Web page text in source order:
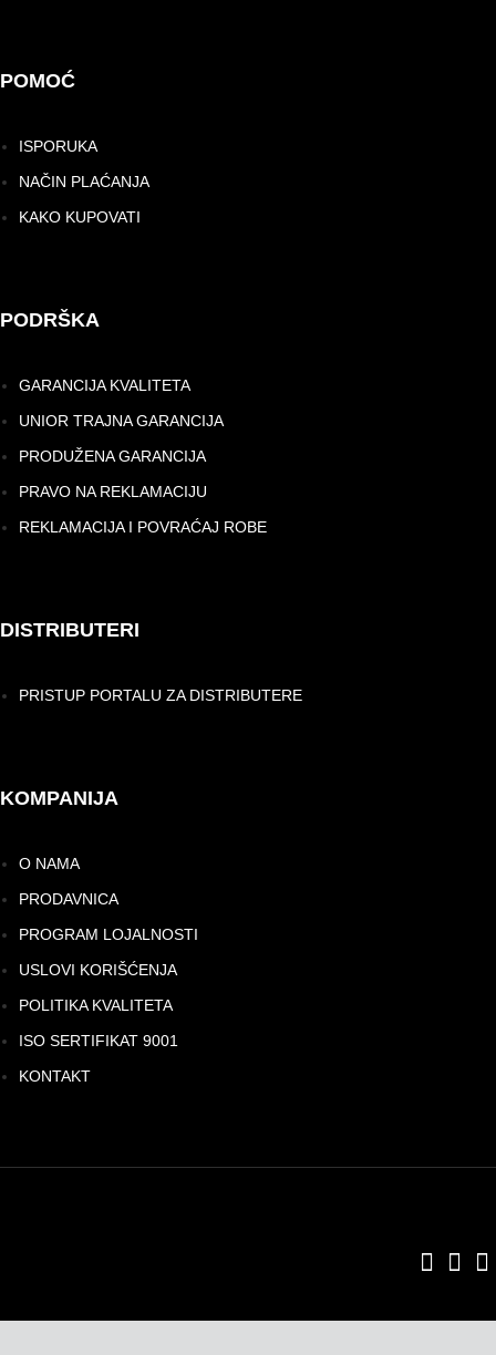
POMOĆ
ISPORUKA
NAČIN PLAĆANJA
KAKO KUPOVATI
PODRŠKA
GARANCIJA KVALITETA
UNIOR TRAJNA GARANCIJA
PRODUŽENA GARANCIJA
PRAVO NA REKLAMACIJU
REKLAMACIJA I POVRAĆAJ ROBE
DISTRIBUTERI
PRISTUP PORTALU ZA DISTRIBUTERE
KOMPANIJA
O NAMA
PRODAVNICA
PROGRAM LOJALNOSTI
USLOVI KORIŠĆENJA
POLITIKA KVALITETA
ISO SERTIFIKAT 9001
KONTAKT